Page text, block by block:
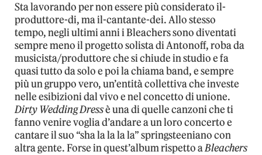
Sta lavorando per non essere più considerato il-
produttore-di, ma il-cantante-dei. Allo stesso
tempo, negli ultimi anni i Bleachers sono diventati
sempre meno il progetto solista di Antonoff, roba da
musicista/produttore che si chiude in studio e fa
quasi tutto da solo e poi la chiama band, e sempre
più un gruppo vero, un’entità collettiva che investe
nelle esibizioni dal vivo e nel concetto di unione.
Dirty Wedding Dressè una di quelle canzoni che ti
fanno venire voglia d’andare a un loro concerto e
cantare il suo “sha la la la la” springsteeniano con
altra gente. Forse in quest’album rispetto aBleachers